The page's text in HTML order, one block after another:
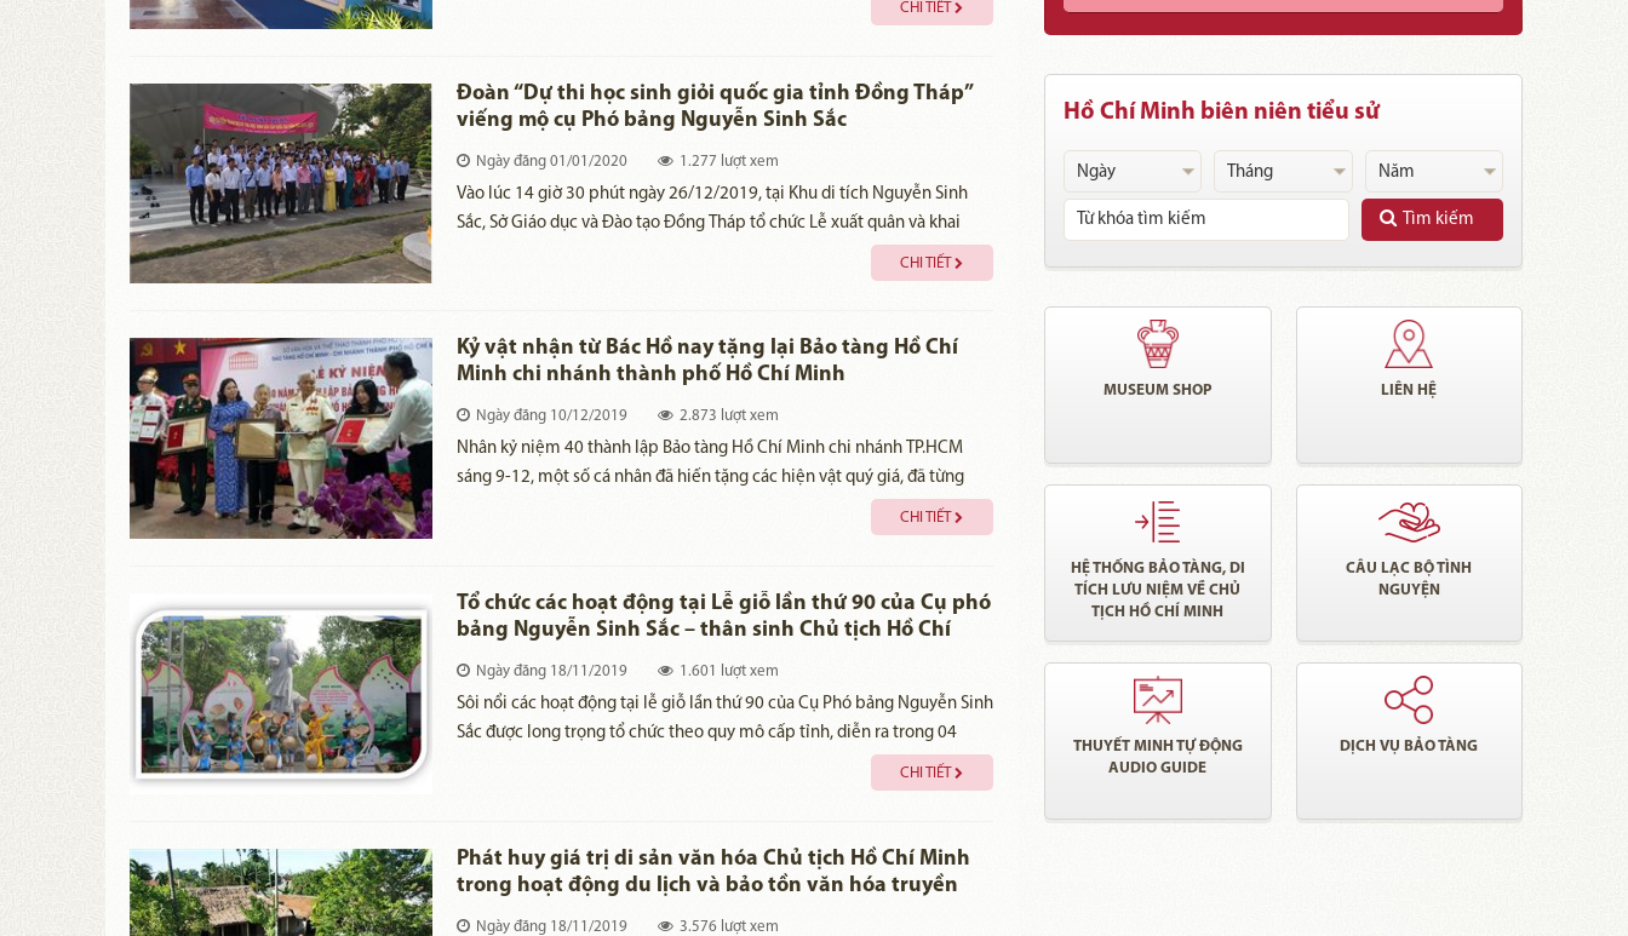
Việt Nam từ thân phận nô lệ trở thành người làm chủ đất nước, làm chủ
CHI TIẾT
Đoàn “Dự thi học sinh giỏi quốc gia tỉnh Đồng Tháp”
viếng mộ cụ Phó bảng Nguyễn Sinh Sắc
Ngày đăng01/01/2020 1.277 lượt xem
Vào lúc 14 giờ 30 phút ngày 26/12/2019, tại Khu di tích Nguyễn Sinh
Sắc, Sở Giáo dục và Đào tạo Đồng Tháp tổ chức Lễ xuất quân và khai
mạc kỳ thi ch​ọn học sinh giỏi quốc gia năm học 2019 - 2020.
CHI TIẾT
Kỷ vật nhận từ Bác Hồ nay tặng lại Bảo tàng Hồ Chí
Minh chi nhánh thành phố Hồ Chí Minh
Ngày đăng10/12/2019 2.873 lượt xem
Nhân kỷ niệm 40 thành lập Bảo tàng Hồ Chí Minh chi nhánh TP.HCM
sáng 9-12, một số cá nhân đã hiến tặng các hiện vật quý giá, đã từng
CHI TIẾT
​Tổ chức các hoạt động tại Lễ giỗ lần thứ 90 của Cụ phó
bảng Nguyễn Sinh Sắc – thân sinh Chủ tịch Hồ Chí
Ngày đăng18/11/2019 1.601 lượt xem
Sôi nổi các hoạt động tại lễ giỗ lần thứ 90 của Cụ Phó bảng Nguyễn Sinh
Sắc được long trọng tổ chức theo quy mô cấp tỉnh, diễn ra trong 04
CHI TIẾT
Phát huy giá trị di sản văn hóa Chủ tịch Hồ Chí Minh
trong hoạt động du lịch và bảo tồn văn hóa truyền
Ngày đăng18/11/2019 3.576 lượt xem
Hồ Chí Minh biên niên tiểu sử
Tìm kiếm
MUSEUM SHOP LIÊN HỆ
HỆ THỐNG BẢO TÀNG, DI
TÍCH LƯU NIỆM VỀ CHỦ
TỊCH HỒ CHÍ MINH
CÂU LẠC BỘ TÌNH
NGUYỆN
THUYẾT MINH TỰ ĐỘNG
AUDIO GUIDE
DỊCH VỤ BẢO TÀNG